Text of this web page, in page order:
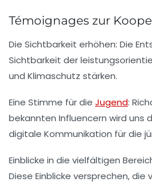
Témoignages zur
Die Sichtbarkeit erhöhen: Die
Sichtbarkeit der
und Klimaschutz stärken.
Eine Stimme für die Jugend:
bekannten Influencern wird uns
digitale Kommunikation für die
Einblicke in die vielfältigen
Diese Einblicke versprechen, die